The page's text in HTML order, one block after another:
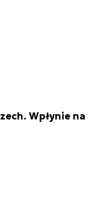
Wpłynie na